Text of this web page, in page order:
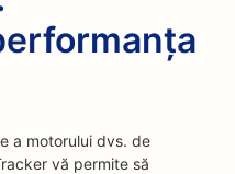
a motorului dvs. de
vă permite să